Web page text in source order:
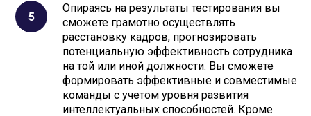
Опираясь на результаты тестирования вы
сможете грамотно осуществлять
расстановку кадров, прогнозировать
потенциальную эффективность сотрудника
на той или иной должности. Вы сможете
формировать эффективные и совместимые
команды с учетом уровня развития
интеллектуальных способностей. Кроме